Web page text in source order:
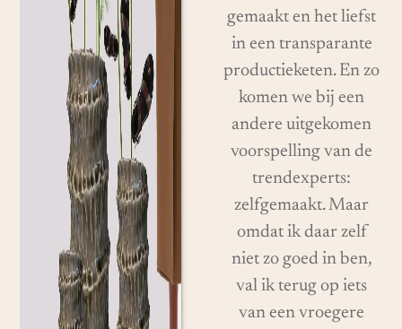
gemaakt en het liefst
in een transparante
productieketen. En zo
komen we bij een
andere uitgekomen
voorspelling van de
trendexperts:
zelfgemaakt. Maar
omdat ik daar zelf
niet zo goed in ben,
val ik terug op iets
van een vroegere